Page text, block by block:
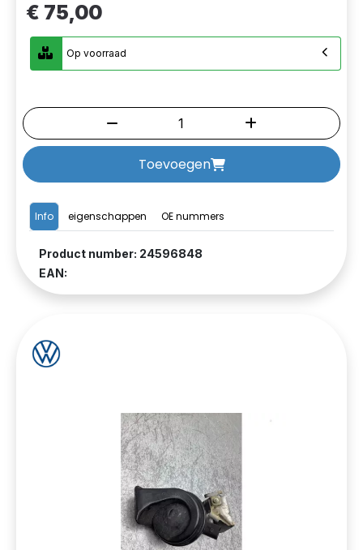
Info eigenschappen OE nummers
Product number: 24596848
EAN:
€ 75,00
Op voorraad
Toevoegen